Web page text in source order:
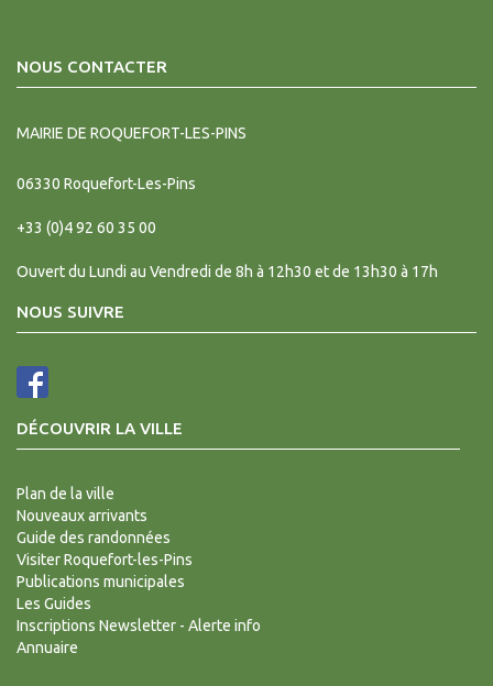
NOUS CONTACTER
MAIRIE DE ROQUEFORT-LES-PINS
06330 Roquefort-Les-Pins
+33 (0)4 92 60 35 00
Ouvert du Lundi au Vendredi de 8h à 12h30 et de 13h30 à 17h
NOUS SUIVRE
DÉCOUVRIR LA VILLE
Plan de la ville
Nouveaux arrivants
Guide des randonnées
Visiter Roquefort-les-Pins
Publications municipales
Les Guides
Inscriptions Newsletter - Alerte info
Annuaire